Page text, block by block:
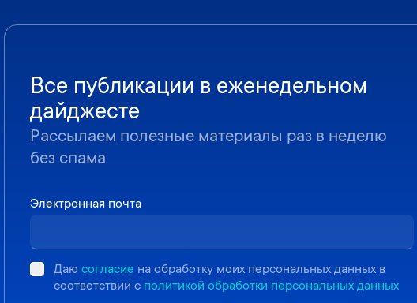
Все публикации в еженедельном
дайджесте
Рассылаем полезные материалы раз в неделю
без спама
Электронная почта
Даю согласие на обработку моих персональных данных в
соответствии с политикой обработки персональных данных